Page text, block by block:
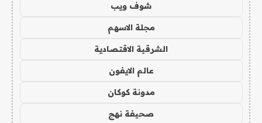
شوف ويب
مجلة الاسهم
الشرقية الاقتصادية
عالم الايفون
مدونة كوكان
صحيفة نهج